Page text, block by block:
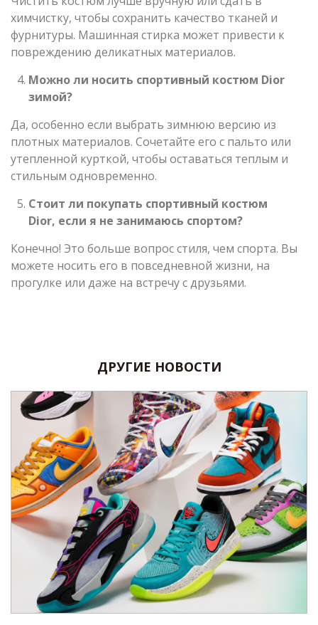
химчистку, чтобы сохранить качество тканей и
фурнитуры. Машинная стирка может привести к
повреждению деликатных материалов.
Можно ли носить спортивный костюм Dior
зимой?
Да, особенно если выбрать зимнюю версию из
плотных материалов. Сочетайте его с пальто или
утепленной курткой, чтобы оставаться теплым и
стильным одновременно.
Стоит ли покупать спортивный костюм
Dior, если я не занимаюсь спортом?
Конечно! Это больше вопрос стиля, чем спорта. Вы
можете носить его в повседневной жизни, на
прогулке или даже на встречу с друзьями.
ДРУГИЕ НОВОСТИ